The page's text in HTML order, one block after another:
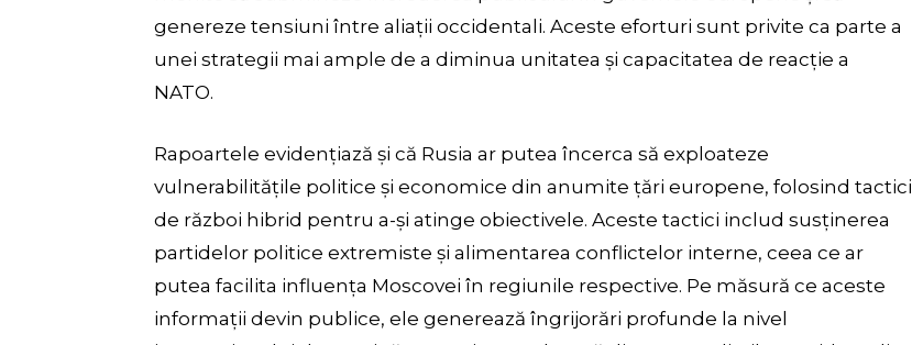
genereze tensiuni între aliații occidentali. Aceste eforturi sunt privite ca parte a
unei strategii mai ample de a diminua unitatea și capacitatea de reacție a
NATO.
Rapoartele evidențiază și că Rusia ar putea încerca să exploateze
vulnerabilitățile politice și economice din anumite țări europene, folosind tactici
de război hibrid pentru a-și atinge obiectivele. Aceste tactici includ susținerea
partidelor politice extremiste și alimentarea conflictelor interne, ceea ce ar
putea facilita influența Moscovei în regiunile respective. Pe măsură ce aceste
informații devin publice, ele generează îngrijorări profunde la nivel